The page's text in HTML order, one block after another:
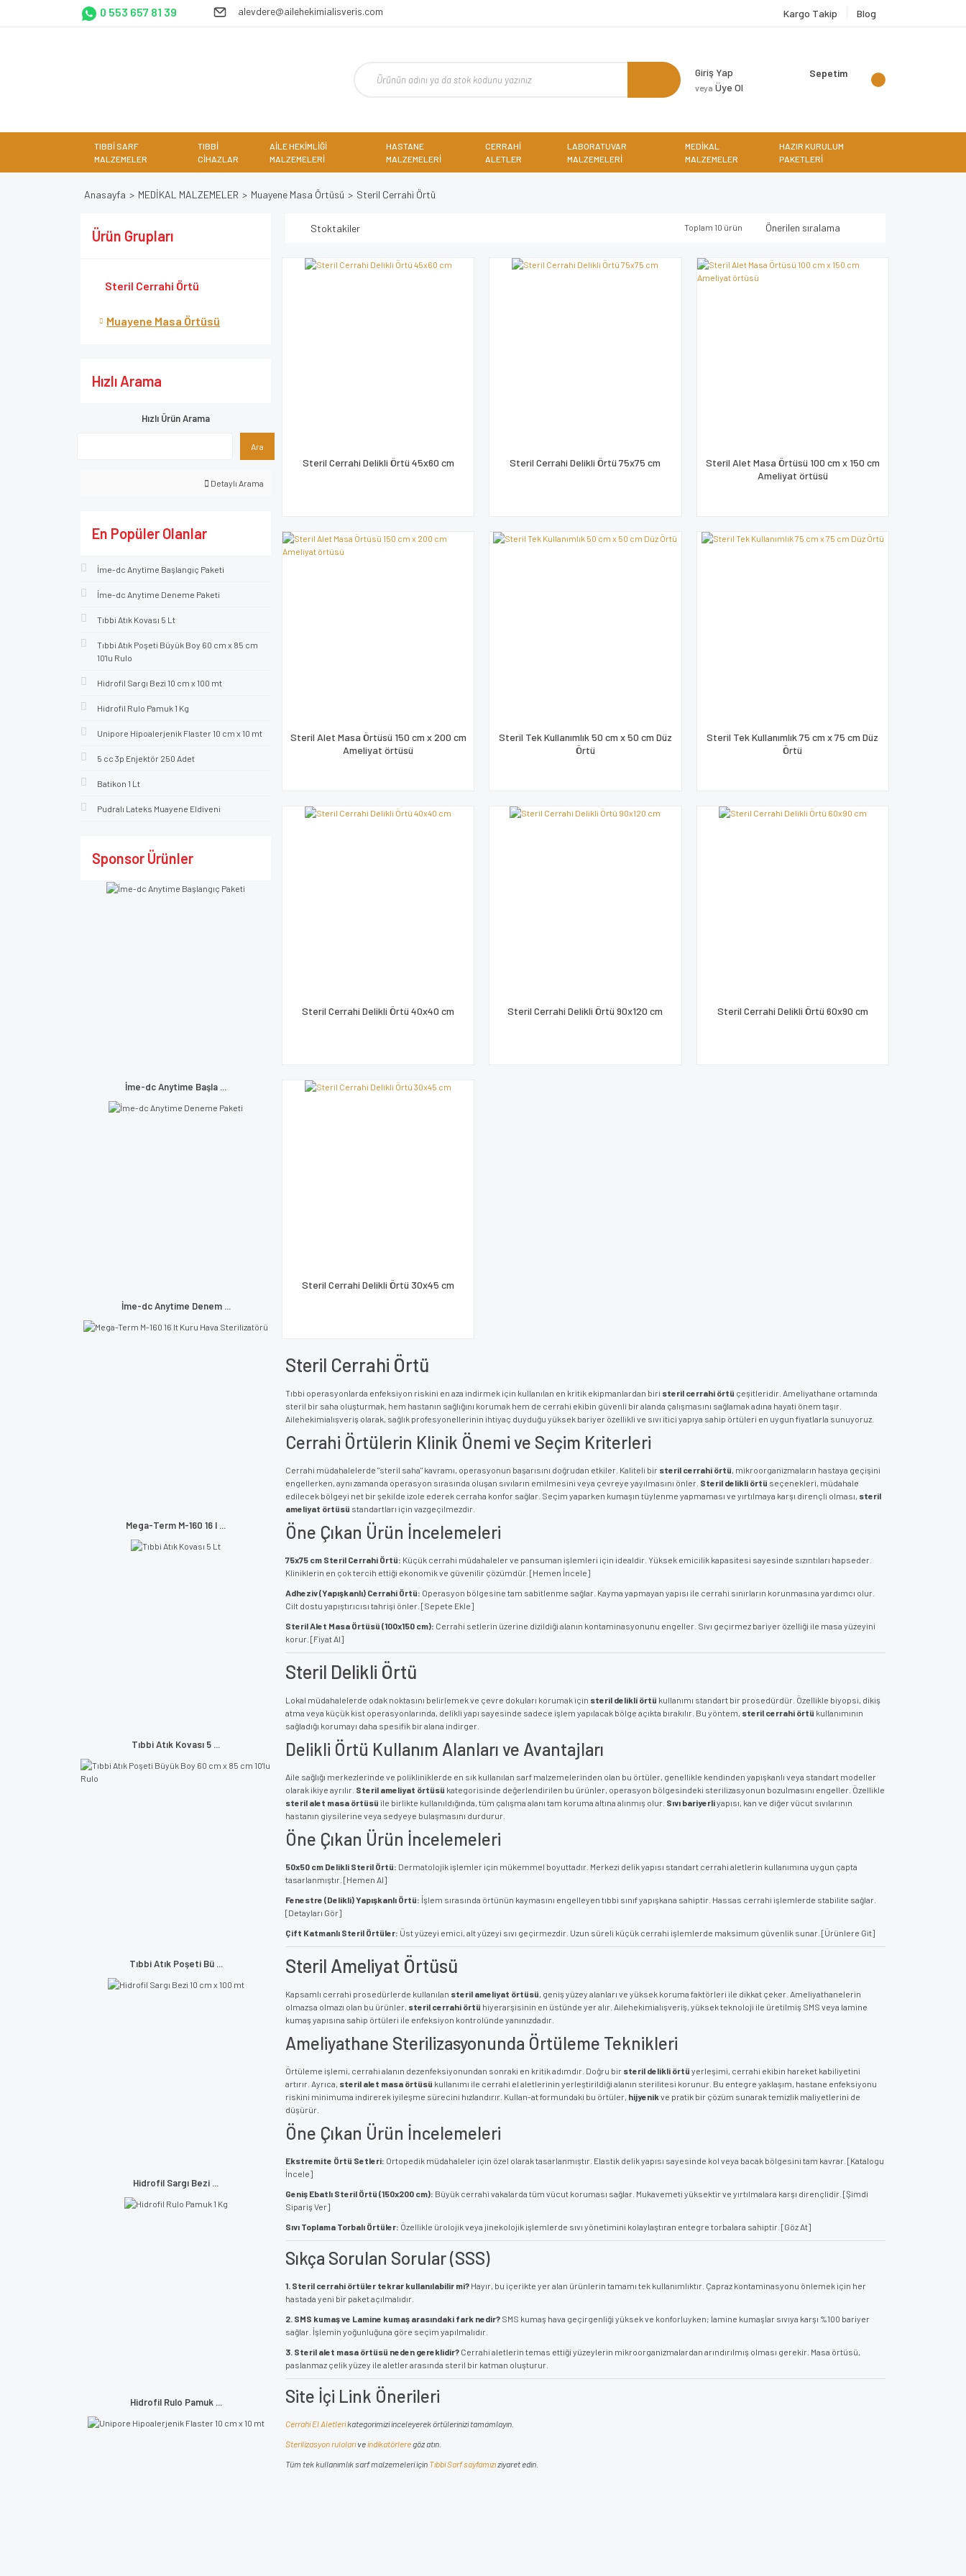
0 553 657 81 39 alevdere@ailehekimialisveris.com Kargo Takip Blog
Giriş Yap
veya Üye Ol
Sepetim
TIBBİ SARF
MALZEMELER
TIBBİ
CİHAZLAR
AİLE HEKİMLİĞİ
MALZEMELERİ
HASTANE
MALZEMELERİ
CERRAHİ
ALETLER
LABORATUVAR
MALZEMELERİ
MEDİKAL
MALZEMELER
HAZIR KURULUM
PAKETLERİ
Anasayfa MEDİKAL MALZEMELER Muayene Masa Örtüsü Steril Cerrahi Örtü
Ürün Grupları
Steril Cerrahi Örtü
Muayene Masa Örtüsü
Hızlı Arama
Hızlı Ürün Arama
Ara
Detaylı Arama
En Popüler Olanlar
İme-dc Anytime Başlangıç Paketi
İme-dc Anytime Deneme Paketi
Tıbbi Atık Kovası 5 Lt
Tıbbi Atık Poşeti Büyük Boy 60 cm x 85 cm
10'lu Rulo
Hidrofil Sargı Bezi 10 cm x 100 mt
Hidrofil Rulo Pamuk 1 Kg
Unipore Hipoalerjenik Flaster 10 cm x 10 mt
5 cc 3p Enjektör 250 Adet
Batikon 1 Lt
Pudralı Lateks Muayene Eldiveni
Sponsor Ürünler
İme-dc Anytime Başla ...
İme-dc Anytime Denem ...
Mega-Term M-160 16 l ...
Tıbbi Atık Kovası 5 ...
Tıbbi Atık Poşeti Bü ...
Hidrofil Sargı Bezi ...
Hidrofil Rulo Pamuk ...
Stoktakiler Toplam 10 ürün
Steril Cerrahi Delikli Örtü 45x60 cm Steril Cerrahi Delikli Örtü 75x75 cm
Steril Alet Masa Örtüsü 100 cm x 150 cm
Ameliyat örtüsü
Steril Alet Masa Örtüsü 150 cm x 200 cm
Ameliyat örtüsü
Steril Tek Kullanımlık 50 cm x 50 cm Düz
Örtü
Steril Tek Kullanımlık 75 cm x 75 cm Düz
Örtü
Steril Cerrahi Delikli Örtü 40x40 cm Steril Cerrahi Delikli Örtü 90x120 cm Steril Cerrahi Delikli Örtü 60x90 cm
Steril Cerrahi Delikli Örtü 30x45 cm
Steril Cerrahi Örtü
Tıbbi operasyonlarda enfeksiyon riskini en aza indirmek için kullanılan en kritik ekipmanlardan biri steril cerrahi örtü çeşitleridir. Ameliyathane ortamında
steril bir saha oluşturmak, hem hastanın sağlığını korumak hem de cerrahi ekibin güvenli bir alanda çalışmasını sağlamak adına hayati önem taşır.
Ailehekimialışveriş olarak, sağlık profesyonellerinin ihtiyaç duyduğu yüksek bariyer özellikli ve sıvı itici yapıya sahip örtüleri en uygun fiyatlarla sunuyoruz.
Cerrahi Örtülerin Klinik Önemi ve Seçim Kriterleri
Cerrahi müdahalelerde "steril saha" kavramı, operasyonun başarısını doğrudan etkiler. Kaliteli bir steril cerrahi örtü, mikroorganizmaların hastaya geçişini
engellerken, aynı zamanda operasyon sırasında oluşan sıvıların emilmesini veya çevreye yayılmasını önler. Steril delikli örtü seçenekleri, müdahale
edilecek bölgeyi net bir şekilde izole ederek cerraha konfor sağlar. Seçim yaparken kumaşın tüylenme yapmaması ve yırtılmaya karşı dirençli olması, steril
ameliyat örtüsü standartları için vazgeçilmezdir.
Öne Çıkan Ürün İncelemeleri
75x75 cm Steril Cerrahi Örtü: Küçük cerrahi müdahaleler ve pansuman işlemleri için idealdir. Yüksek emicilik kapasitesi sayesinde sızıntıları hapseder.
Kliniklerin en çok tercih ettiği ekonomik ve güvenilir çözümdür. [Hemen İncele]
Adheziv (Yapışkanlı) Cerrahi Örtü: Operasyon bölgesine tam sabitlenme sağlar. Kayma yapmayan yapısı ile cerrahi sınırların korunmasına yardımcı olur.
Cilt dostu yapıştırıcısı tahrişi önler. [Sepete Ekle]
Steril Alet Masa Örtüsü (100x150 cm): Cerrahi setlerin üzerine dizildiği alanın kontaminasyonunu engeller. Sıvı geçirmez bariyer özelliği ile masa yüzeyini
korur. [Fiyat Al]
Steril Delikli Örtü
Lokal müdahalelerde odak noktasını belirlemek ve çevre dokuları korumak için steril delikli örtü kullanımı standart bir prosedürdür. Özellikle biyopsi, dikiş
atma veya küçük kist operasyonlarında, delikli yapı sayesinde sadece işlem yapılacak bölge açıkta bırakılır. Bu yöntem, steril cerrahi örtü kullanımının
sağladığı korumayı daha spesifik bir alana indirger.
Delikli Örtü Kullanım Alanları ve Avantajları
Aile sağlığı merkezlerinde ve polikliniklerde en sık kullanılan sarf malzemelerinden olan bu örtüler, genellikle kendinden yapışkanlı veya standart modeller
olarak ikiye ayrılır. Steril ameliyat örtüsü kategorisinde değerlendirilen bu ürünler, operasyon bölgesindeki sterilizasyonun bozulmasını engeller. Özellikle
steril alet masa örtüsü ile birlikte kullanıldığında, tüm çalışma alanı tam koruma altına alınmış olur. Sıvı bariyerliyapısı, kan ve diğer vücut sıvılarının
hastanın giysilerine veya sedyeye bulaşmasını durdurur.
Öne Çıkan Ürün İncelemeleri
50x50 cm Delikli Steril Örtü: Dermatolojik işlemler için mükemmel boyuttadır. Merkezi delik yapısı standart cerrahi aletlerin kullanımına uygun çapta
tasarlanmıştır. [Hemen Al]
Fenestre (Delikli) Yapışkanlı Örtü: İşlem sırasında örtünün kaymasını engelleyen tıbbi sınıf yapışkana sahiptir. Hassas cerrahi işlemlerde stabilite sağlar.
[Detayları Gör]
Çift Katmanlı Steril Örtüler: Üst yüzeyi emici, alt yüzeyi sıvı geçirmezdir. Uzun süreli küçük cerrahi işlemlerde maksimum güvenlik sunar. [Ürünlere Git]
Steril Ameliyat Örtüsü
Kapsamlı cerrahi prosedürlerde kullanılan steril ameliyat örtüsü, geniş yüzey alanları ve yüksek koruma faktörleri ile dikkat çeker. Ameliyathanelerin
olmazsa olmazı olan bu ürünler, steril cerrahi örtü hiyerarşisinin en üstünde yer alır. Ailehekimialışveriş, yüksek teknoloji ile üretilmiş SMS veya lamine
kumaş yapısına sahip örtüleri ile enfeksiyon kontrolünde yanınızdadır.
Ameliyathane Sterilizasyonunda Örtüleme Teknikleri
Örtüleme işlemi, cerrahi alanın dezenfeksiyonundan sonraki en kritik adımdır. Doğru bir steril delikli örtü yerleşimi, cerrahi ekibin hareket kabiliyetini
artırır. Ayrıca, steril alet masa örtüsü kullanımı ile cerrahi el aletlerinin yerleştirildiği alanın sterilitesi korunur. Bu entegre yaklaşım, hastane enfeksiyonu
riskini minimuma indirerek iyileşme sürecini hızlandırır. Kullan-at formundaki bu örtüler, hijyenik ve pratik bir çözüm sunarak temizlik maliyetlerini de
düşürür.
Öne Çıkan Ürün İncelemeleri
Ekstremite Örtü Setleri: Ortopedik müdahaleler için özel olarak tasarlanmıştır. Elastik delik yapısı sayesinde kol veya bacak bölgesini tam kavrar. [Katalogu
İncele]
Geniş Ebatlı Steril Örtü (150x200 cm): Büyük cerrahi vakalarda tüm vücut koruması sağlar. Mukavemeti yüksektir ve yırtılmalara karşı dirençlidir. [Şimdi
Sipariş Ver]
Sıvı Toplama Torbalı Örtüler: Özellikle ürolojik veya jinekolojik işlemlerde sıvı yönetimini kolaylaştıran entegre torbalara sahiptir. [Göz At]
Sıkça Sorulan Sorular (SSS)
1. Steril cerrahi örtüler tekrar kullanılabilir mi? Hayır, bu içerikte yer alan ürünlerin tamamı tek kullanımlıktır. Çapraz kontaminasyonu önlemek için her
hastada yeni bir paket açılmalıdır.
2. SMS kumaş ve Lamine kumaş arasındaki fark nedir? SMS kumaş hava geçirgenliği yüksek ve konforluyken; lamine kumaşlar sıvıya karşı %100 bariyer
sağlar. İşlemin yoğunluğuna göre seçim yapılmalıdır.
3. Steril alet masa örtüsü neden gereklidir? Cerrahi aletlerin temas ettiği yüzeylerin mikroorganizmalardan arındırılmış olması gerekir. Masa örtüsü,
paslanmaz çelik yüzey ile aletler arasında steril bir katman oluşturur.
Site İçi Link Önerileri
Cerrahi El Aletlerikategorimizi inceleyerek örtülerinizi tamamlayın.
Sterilizasyon ruloları veindikatörleregöz atın.
Tüm tek kullanımlık sarf malzemeleri için Tıbbi Sarf sayfamızıziyaret edin.